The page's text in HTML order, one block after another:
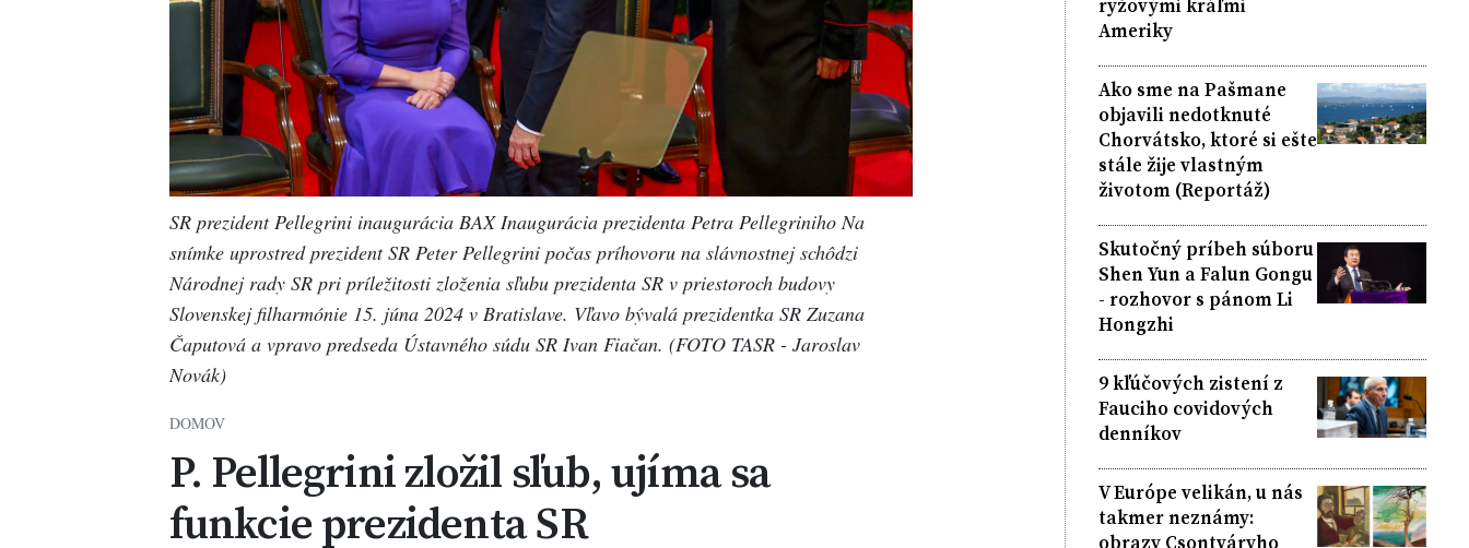
SR prezident Pellegrini inaugurácia BAX Inaugurácia prezidenta Petra Pellegriniho Na
snímke uprostred prezident SR Peter Pellegrini počas príhovoru na slávnostnej schôdzi
Národnej rady SR pri príležitosti zloženia sľubu prezidenta SR v priestoroch budovy
Slovenskej filharmónie 15. júna 2024 v Bratislave. Vľavo bývalá prezidentka SR Zuzana
Čaputová a vpravo predseda Ústavného súdu SR Ivan Fiačan. (FOTO TASR - Jaroslav
Novák)
DOMOV
P. Pellegrini zložil sľub, ujíma sa
funkcie prezidenta SR
Ameriky
Ako sme na Pašmane
objavili nedotknuté
Chorvátsko, ktoré si ešte
stále žije vlastným
životom (Reportáž)
Skutočný príbeh súboru
Shen Yun a Falun Gongu
- rozhovor s pánom Li
Hongzhi
9 kľúčových zistení z
Fauciho covidových
denníkov
V Európe velikán, u nás
takmer neznámy:
obrazy Csontváryho